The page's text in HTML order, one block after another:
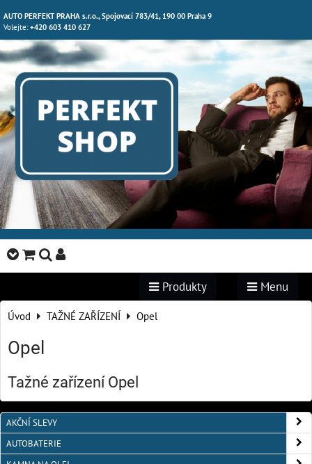
AUTO PERFEKT PRAHA s.r.o., Spojovací 783/41, 190 00 Praha 9
Volejte:+420 603 410 627
Produkty Menu
Úvod TAŽNÉ ZAŘÍZENÍ Opel
Opel
Tažné zařízení Opel
AKČNÍ SLEVY
AUTOBATERIE